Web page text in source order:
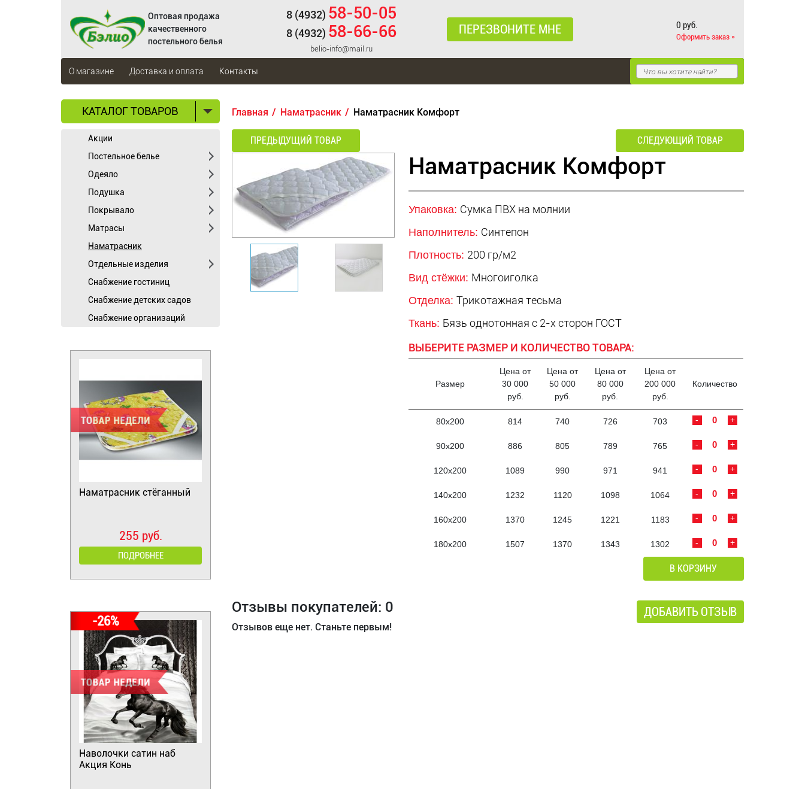
Оптовая продажа
качественного
постельного белья
8 (4932) 58-50-05
8 (4932) 58-66-66
belio-info@mail.ru
ПЕРЕЗВОНИТЕ МНЕ 0 руб.
Оформить заказ »
О магазине Доставка и оплата Контакты
КАТАЛОГ ТОВАРОВ
Акции
Постельное белье
Одеяло
Подушка
Покрывало
Матрасы
Наматрасник
Отдельные изделия
Cнабжение гостиниц
Снабжение детских садов
Снабжение организаций
Наматрасник стёганный
255 руб.
ПОДРОБНЕЕ
-26%
Наволочки сатин наб
Акция Конь
Главная Наматрасник Наматрасник Комфорт
ПРЕДЫДУЩИЙ ТОВАР СЛЕДУЮЩИЙ ТОВАР
Наматрасник Комфорт
Упаковка: Сумка ПВХ на молнии
Наполнитель: Синтепон
Плотность: 200 гр/м2
Вид стёжки: Многоиголка
Отделка: Трикотажная тесьма
Ткань: Бязь однотонная с 2-х сторон ГОСТ
ВЫБЕРИТЕ РАЗМЕР И КОЛИЧЕСТВО ТОВАРА:
Размер
Цена от
30 000
руб.
Цена от
50 000
руб.
Цена от
80 000
руб.
Цена от
200 000
руб.
Количество
80х200 814 740 726 703 +
-
90х200 886 805 789 765 +
-
120х200 1089 990 971 941 +
-
140х200 1232 1120 1098 1064 +
-
160х200 1370 1245 1221 1183 +
-
180х200 1507 1370 1343 1302 +
-
В КОРЗИНУ
Отзывы покупателей: 0 ДОБАВИТЬ ОТЗЫВ
Отзывов еще нет. Станьте первым!